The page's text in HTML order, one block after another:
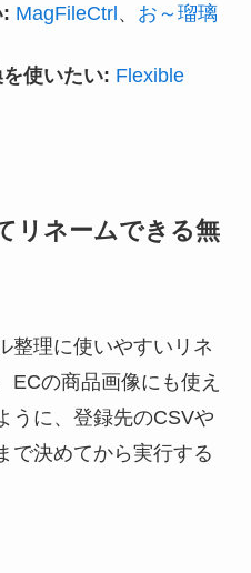
MagFileCtrl、 お～瑠璃
使いたい: Flexible
リネームできる無
整理に使いやすいリネ
ECの商品画像にも使え
うに、登録先のCSVや
で決めてから実行する